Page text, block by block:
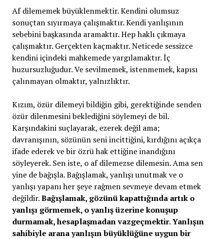
Af dilememek büyüklenmektir. Kendini olumsuz
sonuçtan sıyırmaya çalışmaktır. Kendi yanlışının
sebebini başkasında aramaktır. Hep haklı çıkmaya
çalışmaktır. Gerçekten kaçmaktır. Neticede sessizce
kendini içindeki mahkemede yargılamaktır. İç
huzursuzluğudur. Ve sevilmemek, istenmemek, kapısı
çalınmayan olmaktır, yalnızlıktır.
Kızım, özür dilemeyi bildiğin gibi, gerektiğinde senden
özür dilenmesini beklediğini söylemeyi de bil.
Karşındakini suçlayarak, ezerek değil ama;
davranışının, sözünün seni incittiğini, kırdığını açıkça
ifade ederek ve bir özrü hak ettiğine inandığını
söyleyerek. Sen iste, o af dilemezse dilemesin. Ama sen
yine de bağışla. Bağışlamak, yanlışı unutmak ve o
yanlışı yapanı her şeye rağmen sevmeye devam etmek
değildir.Bağışlamak, gözünü kapattığında artık o
yanlışı görmemek, o yanlış üzerine konuşup
durmamak, hesaplaşmadan vazgeçmektir. Yanlışın
sahibiyle arana yanlışın büyüklüğüne uygun bir